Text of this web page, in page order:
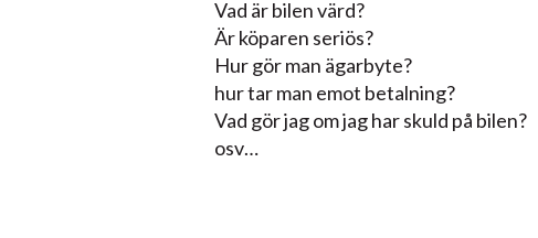
Vad är bilen värd?
Är köparen seriös?
Hur gör man ägarbyte?
hur tar man emot betalning?
Vad gör jag om jag har skuld på bilen?
osv…